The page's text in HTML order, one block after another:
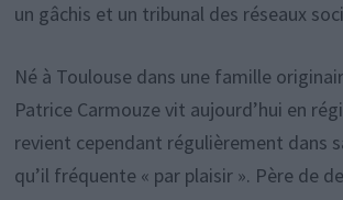
un gâchis et un tribunal des réseaux
Né à Toulouse dans une famille
Patrice Carmouze vit aujourd’hui en
revient cependant régulièrement dans
qu’il fréquente « par plaisir ». Père de